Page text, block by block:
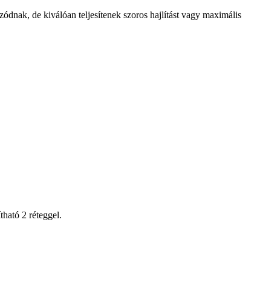
de kiválóan teljesítenek szoros hajlítást vagy maximális
2 réteggel.